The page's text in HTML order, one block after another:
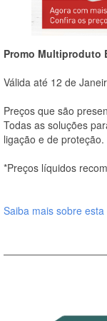
Promo Multiproduto
Válida até 12 de
Preços que são
Todas as soluções
ligação e de proteção.
*Preços líquidos
Saiba mais sobre